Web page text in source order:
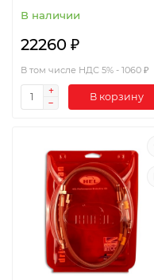
В наличии
22260 ₽
В том числе НДС 5% - 1060 ₽
В корзину